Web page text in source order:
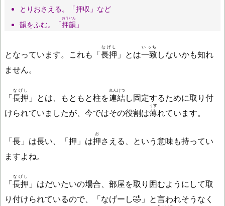
とりおさえる。「押収」など
韻をふむ。「押韻
おういん
」
となっています。これも「長押
なげし
」とは一致
いっち
しないかも知れ
ません。
「長押
なげし
」とは、もともと柱を連結
れんけつ
し固定するために取り付
けられていましたが、今ではその役割は薄
うす
れています。
「長」は長い、「押」は押
お
さえる、という意味も持ってい
ますよね。
「長押
なげし
」はだいたいの場合、部屋を取り囲むようにして取
り付けられているので、「なげーし🤣」と言われそうなく